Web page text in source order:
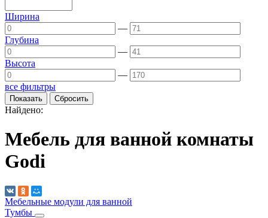
Ширина
—
Глубина
—
Высота
—
все фильтры
Найдено:
Мебель для ванной комнаты
Godi
Мебельные модули для ванной
Тумбы